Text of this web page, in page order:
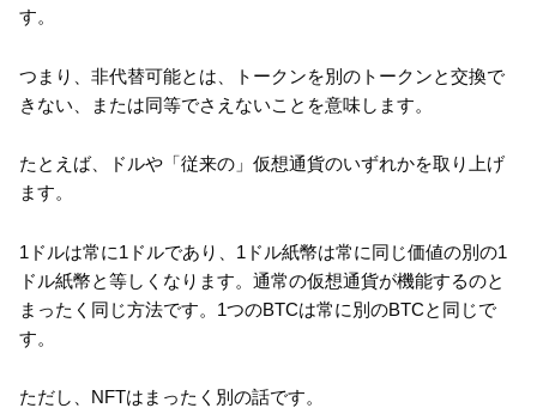
す。
つまり、非代替可能とは、トークンを別のトークンと交換で
きない、または同等でさえないことを意味します。
たとえば、ドルや「従来の」仮想通貨のいずれかを取り上げ
ます。
1ドルは常に1ドルであり、1ドル紙幣は常に同じ価値の別の1
ドル紙幣と等しくなります。通常の仮想通貨が機能するのと
まったく同じ方法です。1つのBTCは常に別のBTCと同じで
す。
ただし、NFTはまったく別の話です。